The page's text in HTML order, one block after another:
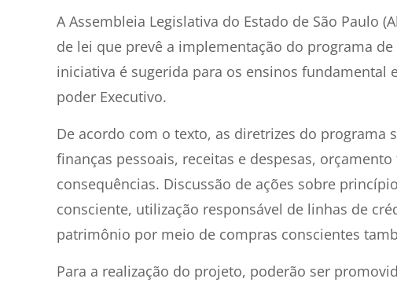
A Assembleia Legislativa do Estado de São Paulo
de lei que prevê a implementação do programa
iniciativa é sugerida para os ensinos fundamental
poder Executivo.
De acordo com o texto, as diretrizes do programa
finanças pessoais, receitas e despesas,
consequências. Discussão de ações sobre
consciente, utilização responsável de linhas de
patrimônio por meio de compras conscientes
Para a realização do projeto, poderão ser